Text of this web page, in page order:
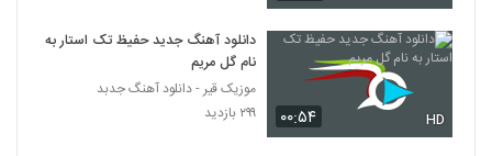
۰۰:۵۴ HD
دانلود آهنگ جدید حفیظ تک استار به
نام گل مریم
موزیک قیر - دانلود آهنگ جدبد
۲۹۹ بازدید